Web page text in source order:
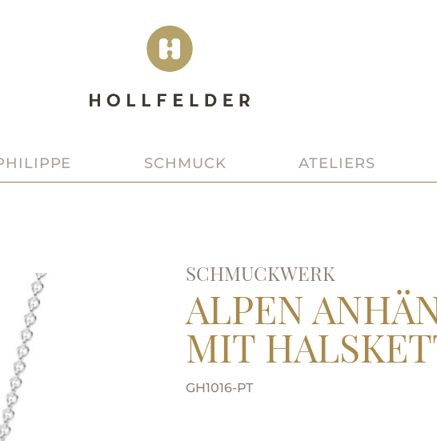
SCHMUCK ATELIERS
SCHMUCKWERK
ALPEN
MIT
GH1016-PT